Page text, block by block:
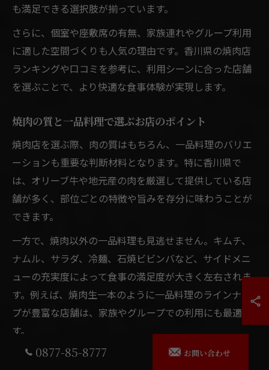
も満足できる選択肢が揃っています。
さらに、個室や座敷席の有無、家族連れやグループ利用
に適した空間づくりも人気の理由です。香川県の焼肉店
ランキングや口コミを参考に、利用シーンに合った店舗
を選ぶことで、より快適な食事体験が実現します。
焼肉の質と一品料理で選ぶお店のポイント
焼肉店を選ぶ際、肉の質はもちろん、一品料理のバリエ
ーションも重要な判断材料となります。特に香川県で
は、オリーブ牛や地元産の肉を厳選して提供している店
舗が多く、部位ごとの特徴や旨みを存分に味わうことが
できます。
一方で、焼肉以外の一品料理も見逃せません。キムチ、
ナムル、サラダ、冷麺、石焼ビビンバなど、サイドメニ
ューの充実度によって食事の満足度が大きく左右されま
す。例えば、焼肉生一本のように一品料理のラインナッ
プが豊富な店舗は、家族やグループでの利用にも最適で
す。
また、料理の提供スピードや盛り付けの美しさ、食材の
0877-85-8777 お問い合わせ